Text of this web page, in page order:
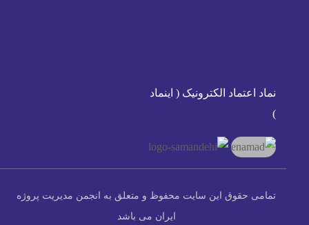
نماد اعتماد الکترونیک ( اینماد
تمامی حقوق این سایت محفوظ و متعلق به انجمن مدیریت پروژه
ایران می باشد